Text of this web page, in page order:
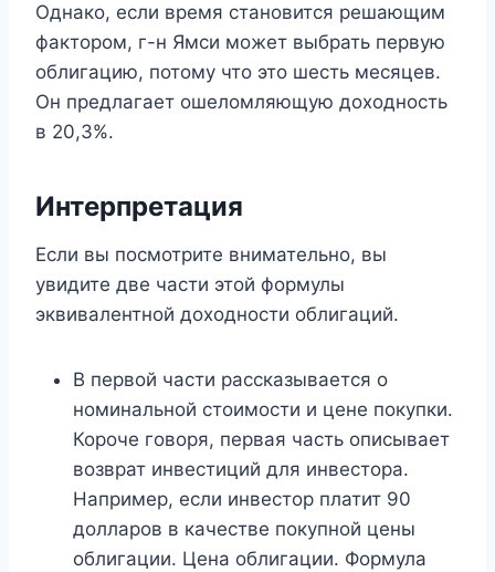
Однако, если время становится решающим
фактором, г-н Ямси может выбрать первую
облигацию, потому что это шесть месяцев.
Он предлагает ошеломляющую доходность
в 20,3%.
Интерпретация
Если вы посмотрите внимательно, вы
увидите две части этой формулы
эквивалентной доходности облигаций.
В первой части рассказывается о
номинальной стоимости и цене покупки.
Короче говоря, первая часть описывает
возврат инвестиций для инвестора.
Например, если инвестор платит 90
долларов в качестве покупной цены
облигации. Цена облигации. Формула